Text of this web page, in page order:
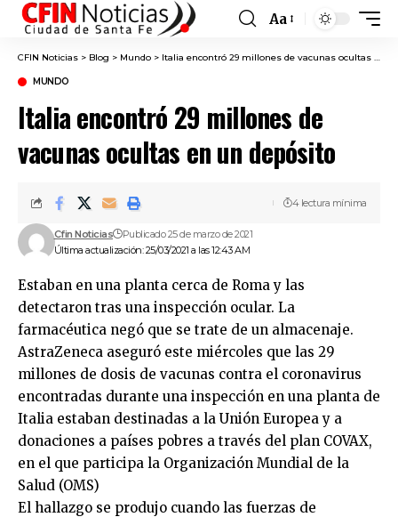
Font
Resizer
Aa
CFIN Noticias > Blog > Mundo > Italia encontró 29 millones de vacunas ocultas en un depósito
MUNDO
Italia encontró 29 millones de
vacunas ocultas en un depósito
Última actualización: 25/03/2021 a las 12:43 AM
Cfin Noticias Publicado 25 de marzo de 2021
4 lectura mínima
Estaban en una planta cerca de Roma y las
detectaron tras una inspección ocular. La
farmacéutica negó que se trate de un almacenaje.
AstraZeneca aseguró este miércoles que las 29
millones de dosis de vacunas contra el coronavirus
encontradas durante una inspección en una planta de
Italia estaban destinadas a la Unión Europea y a
donaciones a países pobres a través del plan COVAX,
en el que participa la Organización Mundial de la
Salud (OMS)
El hallazgo se produjo cuando las fuerzas de